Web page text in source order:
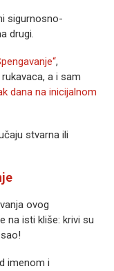
sigurnosno-
drugi.
,
a i sam
dana na inicijalnom
stvarna ili
ovog
na isti kliše: krivi su
imenom i